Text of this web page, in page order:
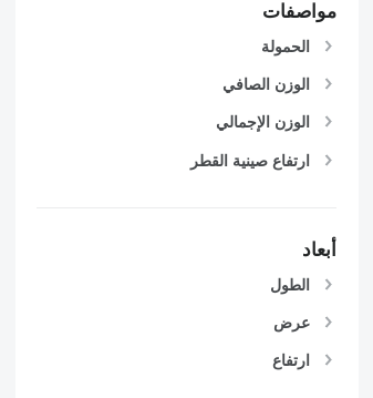
مواصفات
الحمولة
الوزن الصافي
الوزن الإجمالي
ارتفاع صينية القطر
أبعاد
الطول
عرض
ارتفاع